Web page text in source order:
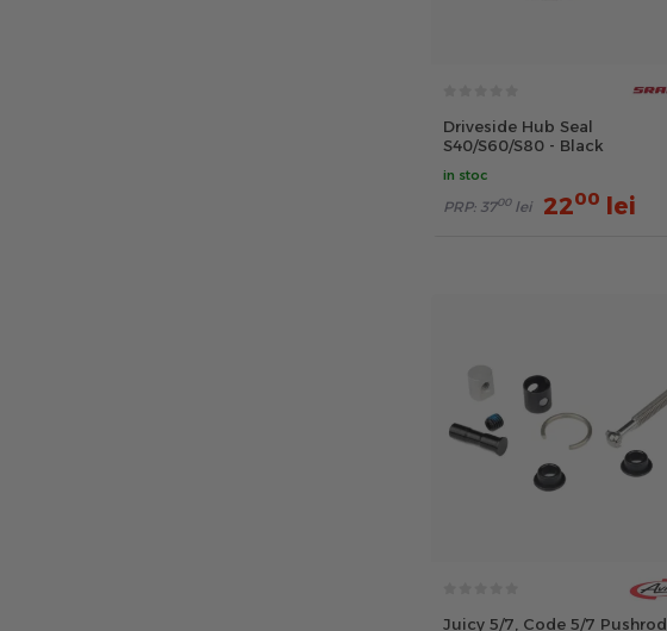
Driveside Hub Seal
S40/S60/S80 - Black
in stoc
PRP: 3700 lei 2200 lei
Juicy 5/7, Code 5/7 Pushrod